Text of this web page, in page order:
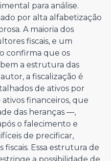
para análise.
por alta alfabetização
A maioria dos
fiscais, e um
confirma que os
a estrutura das
a fiscalização é
de ativos por
financeiros, que
das heranças —,
o falecimento e
de precificar,
Essa estrutura de